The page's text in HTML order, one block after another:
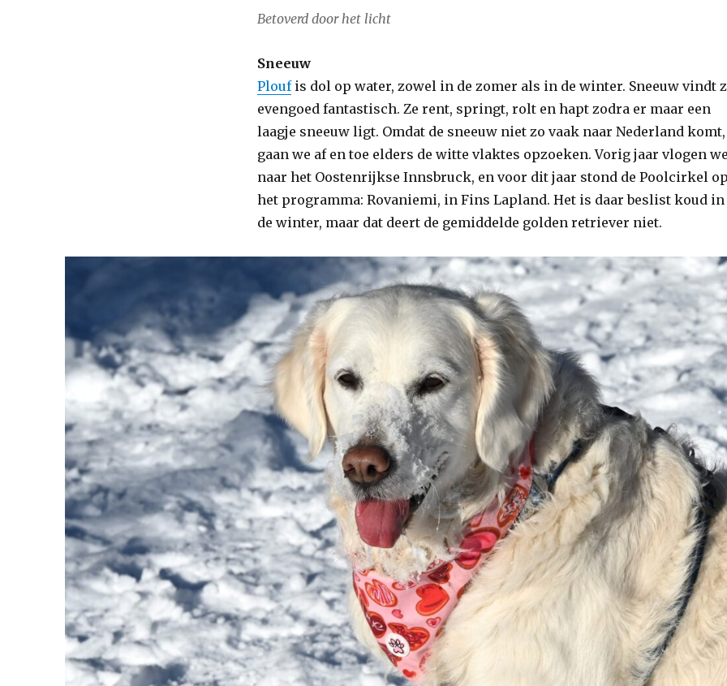
Betoverd door het licht
Sneeuw
Ploufis dol op water, zowel in de zomer als in de winter. Sneeuw vindt
evengoed fantastisch. Ze rent, springt, rolt en hapt zodra er maar een
laagje sneeuw ligt. Omdat de sneeuw niet zo vaak naar Nederland komt,
gaan we af en toe elders de witte vlaktes opzoeken. Vorig jaar vlogen
naar het Oostenrijkse Innsbruck, en voor dit jaar stond de Poolcirkel
het programma: Rovaniemi, in Fins Lapland. Het is daar beslist koud in
de winter, maar dat deert de gemiddelde golden retriever niet.